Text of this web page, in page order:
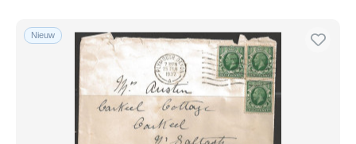
Nieuw